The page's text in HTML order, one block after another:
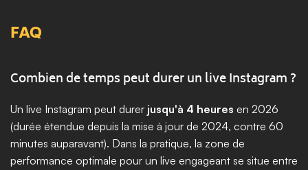
FAQ
Combien de temps peut durer un live Instagram ?
Un live Instagram peut durer jusqu'à 4 heures en 2026
(durée étendue depuis la mise à jour de 2024, contre 60
minutes auparavant). Dans la pratique, la zone de